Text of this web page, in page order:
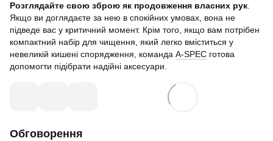
Розглядайте свою зброю як продовження власних рук.
Якщо ви доглядаєте за нею в спокійних умовах, вона не
підведе вас у критичний момент. Крім того, якщо вам потрібен
компактний набір для чищення, який легко вміститься у
невеликій кишені спорядження, команда A-SPEC готова
допомогти підібрати надійні аксесуари.
Обговорення